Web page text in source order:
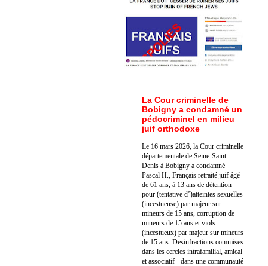
La Cour criminelle de
Bobigny a condamné un
pédocriminel en milieu
juif orthodoxe
Le 16 mars 2026, la Cour criminelle
départementale de Seine-Saint-
Denis à Bobigny a condamné
Pascal H., Français retraité juif âgé
de 61 ans, à 13 ans de détention
pour (tentative d’)atteintes sexuelles
(incestueuse) par majeur sur
mineurs de 15 ans, corruption de
mineurs de 15 ans et viols
(incestueux) par majeur sur mineurs
de 15 ans. Desinfractions commises
dans les cercles intrafamilial, amical
et associatif - dans une communauté